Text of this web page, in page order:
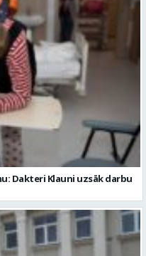
Dakteri Klauni uzsāk darbu